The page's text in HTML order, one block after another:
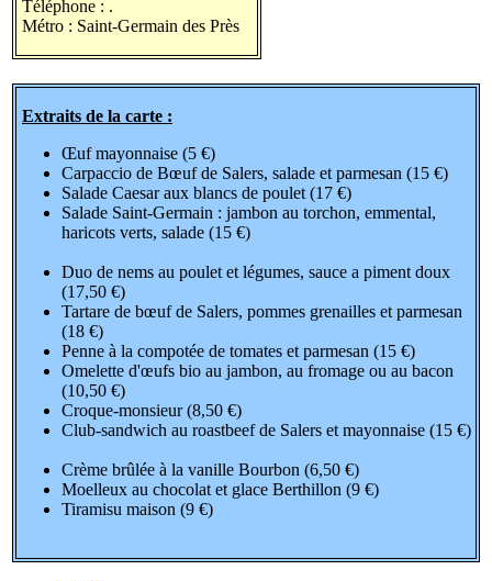
Téléphone : .
Métro : Saint-Germain des Près
Extraits de la carte :
Œuf mayonnaise (5 €)
Carpaccio de Bœuf de Salers, salade et parmesan (15 €)
Salade Caesar aux blancs de poulet (17 €)
Salade Saint-Germain : jambon au torchon, emmental,
haricots verts, salade (15 €)
Duo de nems au poulet et légumes, sauce a piment doux
(17,50 €)
Tartare de bœuf de Salers, pommes grenailles et parmesan
(18 €)
Penne à la compotée de tomates et parmesan (15 €)
Omelette d'œufs bio au jambon, au fromage ou au bacon
(10,50 €)
Croque-monsieur (8,50 €)
Club-sandwich au roastbeef de Salers et mayonnaise (15 €)
Crème brûlée à la vanille Bourbon (6,50 €)
Moelleux au chocolat et glace Berthillon (9 €)
Tiramisu maison (9 €)